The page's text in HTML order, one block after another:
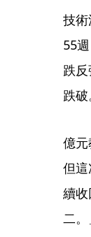
技
55
跌
跌破
億
但
續
二。